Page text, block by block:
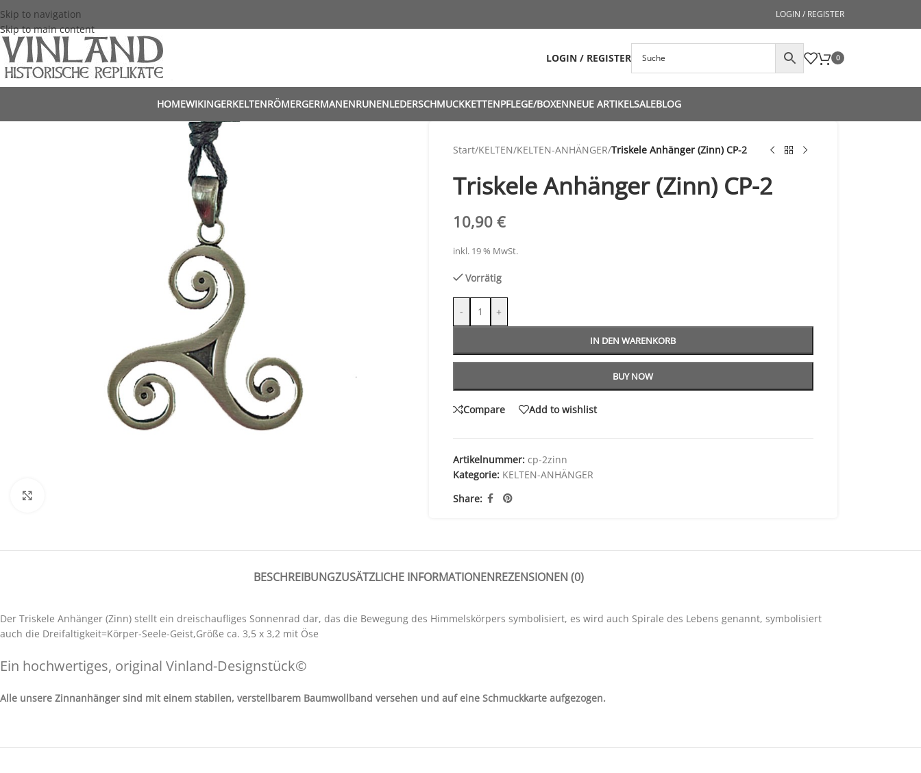
Skip to navigation
Skip to main content
LOGIN / REGISTER
LOGIN / REGISTER 0
HOMEWIKINGERKELTENRÖMERGERMANENRUNENLEDERSCHMUCKKETTENPFLEGE/BOXENNEUE ARTIKELSALEBLOG
Start/KELTEN/KELTEN-ANHÄNGER/Triskele Anhänger (Zinn) CP-2
Triskele Anhänger (Zinn) CP-2
10,90 €
inkl. 19 % MwSt.
Vorrätig
- +
IN DEN WARENKORB
BUY NOW
Compare Add to wishlist
Artikelnummer: cp-2zinn
Kategorie: KELTEN-ANHÄNGER
Share:
BESCHREIBUNGZUSÄTZLICHE INFORMATIONENREZENSIONEN (0)
Der Triskele Anhänger (Zinn) stellt ein dreischaufliges Sonnenrad dar, das die Bewegung des Himmelskörpers symbolisiert, es wird auch Spirale des Lebens genannt, symbolisiert
auch die Dreifaltigkeit=Körper-Seele-Geist,Größe ca. 3,5 x 3,2 mit Öse
Ein hochwertiges, original Vinland-Designstück©
Alle unsere Zinnanhänger sind mit einem stabilen, verstellbarem Baumwollband versehen und auf eine Schmuckkarte aufgezogen.